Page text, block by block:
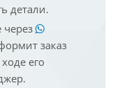
детали.
заказ
его